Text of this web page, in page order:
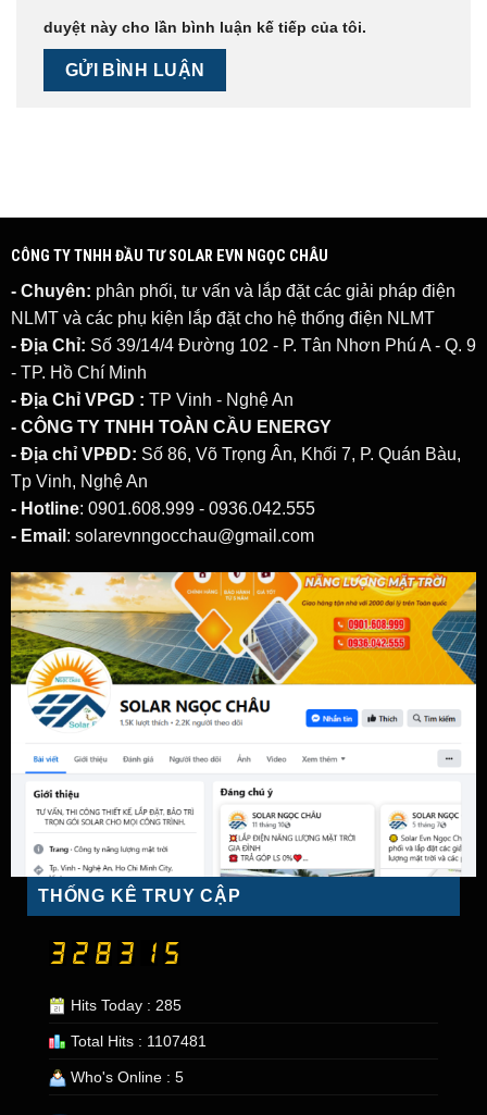
duyệt này cho lần bình luận kế tiếp của tôi.
CÔNG TY TNHH ĐẦU TƯ SOLAR EVN NGỌC CHÂU
- Chuyên: phân phối, tư vấn và lắp đặt các giải pháp điện
NLMT và các phụ kiện lắp đặt cho hệ thống điện NLMT
- Địa Chỉ: Số 39/14/4 Đường 102 - P. Tân Nhơn Phú A - Q. 9
- TP. Hồ Chí Minh
- Địa Chỉ VPGD : TP Vinh - Nghệ An
- CÔNG TY TNHH TOÀN CẦU ENERGY
- Địa chỉ VPĐD: Số 86, Võ Trọng Ân, Khối 7, P. Quán Bàu,
Tp Vinh, Nghệ An
- Hotline: 0901.608.999 - 0936.042.555
- Email : solarevnngocchau@gmail.com
THỐNG KÊ TRUY CẬP
Hits Today : 285
Total Hits : 1107481
Who's Online : 5